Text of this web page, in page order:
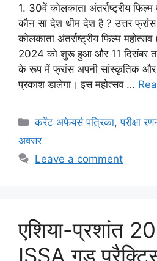
1. 30वें कोलकाता अंतर्राष्ट्रीय
कौन सा देश थीम देश है ? उत्तर
कोलकाता अंतर्राष्ट्रीय फिल्म
2024 को शुरू हुआ और 11 दिसंबर
के रूप में फ्रांस अपनी सांस्कृतिक और
प्रकाश डालेगा। इस महोत्सव …
Categories
करेंट अफेयर्स पत्रिका,परीक्षा
अवसर
Leave a comment
एशिया-प्रशांत
ISSA गुड